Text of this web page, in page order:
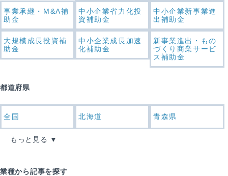
事業承継・M&A補
助金
中小企業省力化投
資補助金
中小企業新事業進
出補助金
大規模成長投資補
助金
中小企業成長加速
化補助金
新事業進出・もの
づくり商業サービ
ス補助金
都道府県
全国 北海道 青森県
もっと見る
業種から記事を探す